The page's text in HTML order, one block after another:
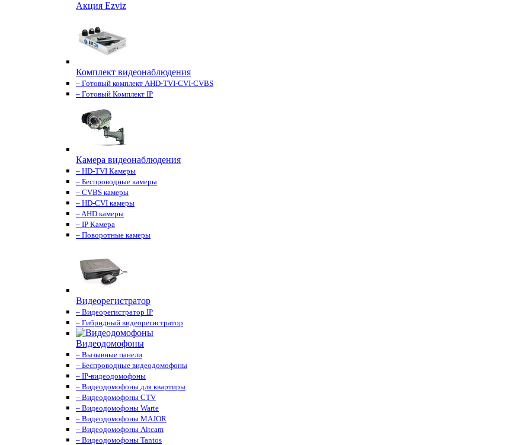
Акция Ezviz
Комплект видеонаблюдения
– Готовый комплект AHD-TVI-CVI-CVBS
– Готовый Комплект IP
Камера видеонаблюдения
– HD-TVI Камеры
– Беспроводные камеры
– CVBS камеры
– HD-CVI камеры
– AHD камеры
– IP Камера
– Поворотные камеры
Видеорегистратор
– Видеорегистратор IP
– Гибридный видеорегистратор
Видеодомофоны
– Вызывные панели
– Беспроводные видеодомофоны
– IP-видеодомофоны
– Видеодомофоны для квартиры
– Видеодомофоны CTV
– Видеодомофоны Warte
– Видеодомофоны MAJOR
– Видеодомофоны Altcam
– Видеодомофоны Tantos